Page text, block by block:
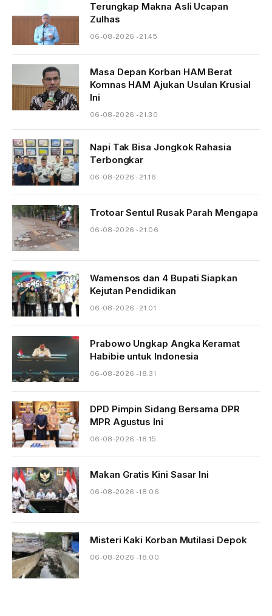
Terungkap Makna Asli Ucapan
Zulhas
06-08-2026 - 21.45
Masa Depan Korban HAM Berat
Komnas HAM Ajukan Usulan Krusial
Ini
06-08-2026 - 21.30
Napi Tak Bisa Jongkok Rahasia
Terbongkar
06-08-2026 - 21.16
Trotoar Sentul Rusak Parah Mengapa
06-08-2026 - 21.06
Wamensos dan 4 Bupati Siapkan
Kejutan Pendidikan
06-08-2026 - 21.01
Prabowo Ungkap Angka Keramat
Habibie untuk Indonesia
06-08-2026 - 18.31
DPD Pimpin Sidang Bersama DPR
MPR Agustus Ini
06-08-2026 - 18.15
Makan Gratis Kini Sasar Ini
06-08-2026 - 18.06
Misteri Kaki Korban Mutilasi Depok
06-08-2026 - 18.00